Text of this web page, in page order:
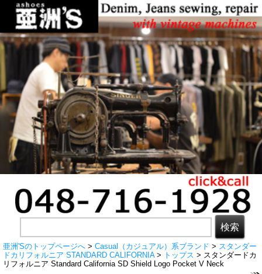
亜洲'Sのトップページへ > Casual（カジュアル）系ブランド > スタンダー
ドカリフォルニア STANDARD CALIFORNIA> トップス > スタンダードカ
リフォルニア Standard California SD Shield Logo Pocket V Neck